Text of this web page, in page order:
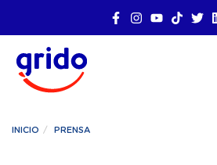
INICIO PRENSA